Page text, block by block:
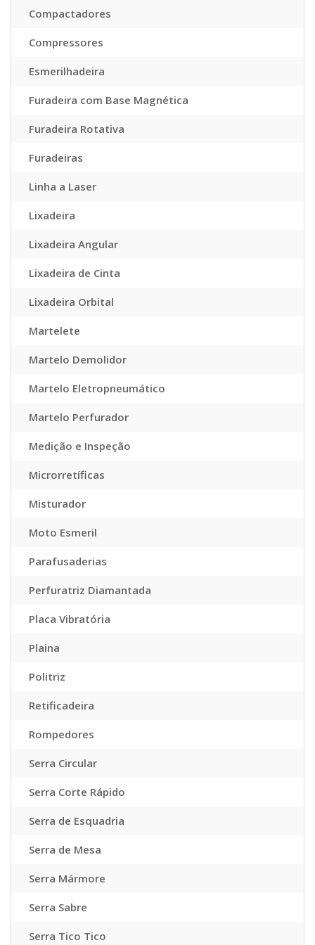
Compactadores
Compressores
Esmerilhadeira
Furadeira com Base Magnética
Furadeira Rotativa
Furadeiras
Linha a Laser
Lixadeira
Lixadeira Angular
Lixadeira de Cinta
Lixadeira Orbital
Martelete
Martelo Demolidor
Martelo Eletropneumático
Martelo Perfurador
Medição e Inspeção
Microrretíficas
Misturador
Moto Esmeril
Parafusaderias
Perfuratriz Diamantada
Placa Vibratória
Plaina
Politriz
Retificadeira
Rompedores
Serra Circular
Serra Corte Rápido
Serra de Esquadria
Serra de Mesa
Serra Mármore
Serra Sabre
Serra Tico Tico